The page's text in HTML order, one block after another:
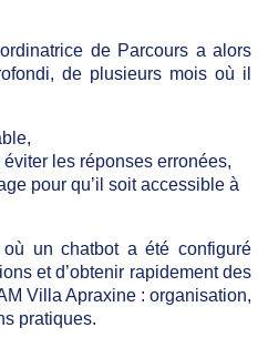
de Parcours a alors
de plusieurs mois où il
les réponses erronées,
pour qu’il soit accessible à
où un chatbot a été configuré
et d’obtenir rapidement des
Villa Apraxine : organisation,
pratiques.